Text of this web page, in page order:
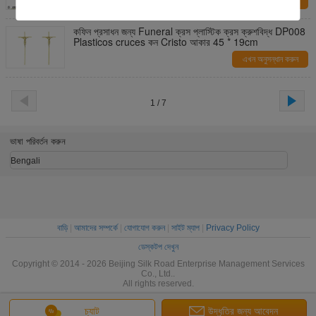
কফিন প্রসাধন জন্য Funeral ক্রস প্লাস্টিক ক্রস ক্রুশবিদ্ধ DP008
Plasticos cruces কন Cristo আকার 45 * 19cm
এখন অনুসন্ধান করুন
1 / 7
চ্যাট উদ্ধৃতির জন্য আবেদন
ভাষা পরিবর্তন করুন
Bengali
বাড়ি| আমাদের সম্পর্কে| যোগাযোগ করুন| সাইট ম্যাপ|
Privacy Policy
ডেস্কটপ দেখুন
Copyright © 2014 - 2026 Beijing Silk Road Enterprise Management Services
Co., Ltd..
All rights reserved.